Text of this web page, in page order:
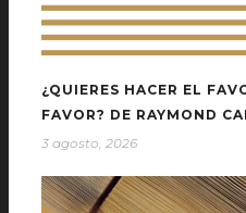
¿QUIERES HACER EL
FAVOR? DE RAYMOND
3 agosto, 2026